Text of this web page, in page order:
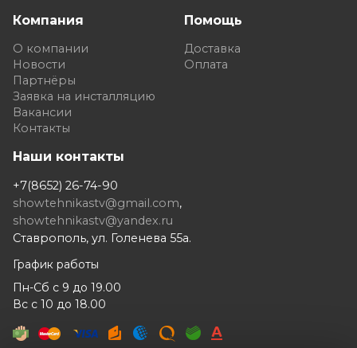
Компания
О компании
Новости
Партнёры
Заявка на инсталляцию
Вакансии
Контакты
Помощь
Доставка
Оплата
Наши контакты
+7(8652) 26-74-90
showtehnikastv@gmail.com,
showtehnikastv@yandex.ru
Ставрополь, ул. Голенева 55а.
График работы
Пн-Сб с 9 до 19.00
Вс с 10 до 18.00